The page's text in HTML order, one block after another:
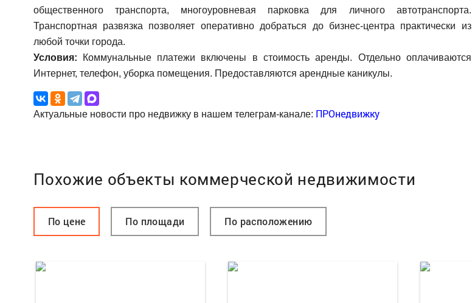
общественного транспорта, многоуровневая парковка для личного автотранспорта.
Транспортная развязка позволяет оперативно добраться до бизнес-центра практически из
любой точки города.
Условия: Коммунальные платежи включены в стоимость аренды. Отдельно оплачиваются
Интернет, телефон, уборка помещения. Предоставляются арендные каникулы.
Актуальные новости про недвижку в нашем телеграм-канале: ПРОнедвижку
Похожие объекты коммерческой недвижимости
По цене По площади По расположению